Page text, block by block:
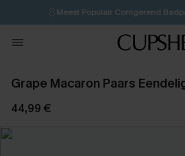
🩱Meest Populair Corrigerend
💌Abonneer je & ontvang tot
Koop 3, krijg 15% korting | CODE:
Grape Macaron Paars
44,99 €